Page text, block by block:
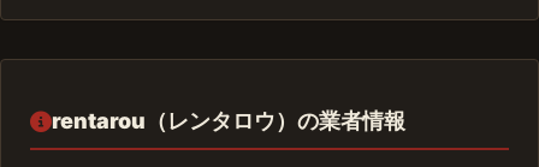
rentarou（レンタロウ）の業者情報